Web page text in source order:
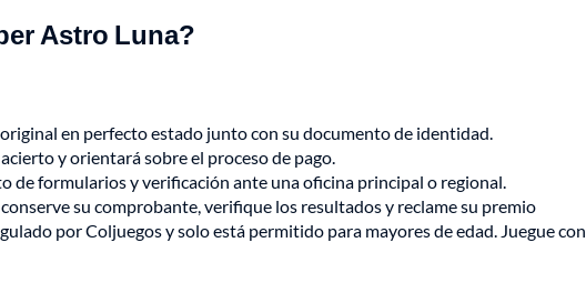
Astro Luna?
en perfecto estado junto con su documento de identidad.
y orientará sobre el proceso de pago.
de formularios y verificación ante una oficina principal o regional.
su comprobante, verifique los resultados y reclame su premio
por Coljuegos y solo está permitido para mayores de edad. Juegue con